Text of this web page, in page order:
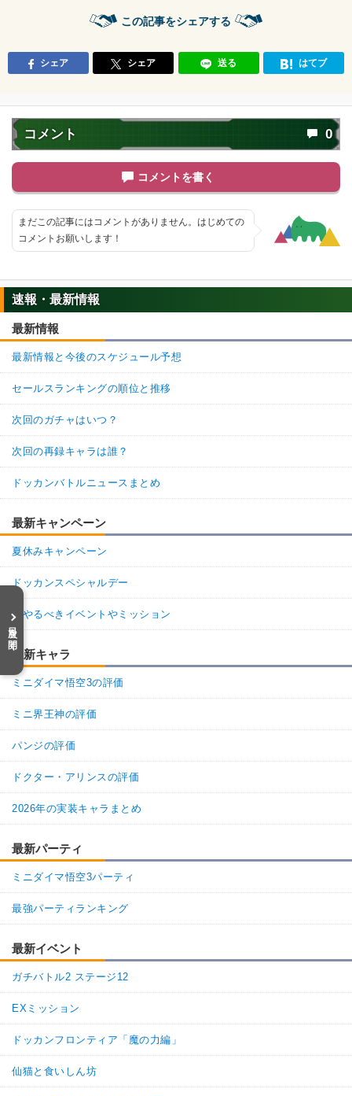
この記事をシェアする
シェア シェア 送る はてブ
コメント 0
コメントを書く
まだこの記事にはコメントがありません。はじめての
コメントお願いします！
目次を開く
速報・最新情報
最新情報
最新情報と今後のスケジュール予想
セールスランキングの順位と推移
次回のガチャはいつ？
次回の再録キャラは誰？
ドッカンバトルニュースまとめ
最新キャンペーン
夏休みキャンペーン
ドッカンスペシャルデー
今やるべきイベントやミッション
最新キャラ
ミニダイマ悟空3の評価
ミニ界王神の評価
パンジの評価
ドクター・アリンスの評価
2026年の実装キャラまとめ
最新パーティ
ミニダイマ悟空3パーティ
最強パーティランキング
最新イベント
ガチバトル2 ステージ12
EXミッション
ドッカンフロンティア「魔の力編」
仙猫と食いしん坊